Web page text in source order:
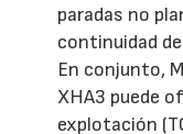
paradas no
continuidad
En conjunto,
XHA3 puede
explotación